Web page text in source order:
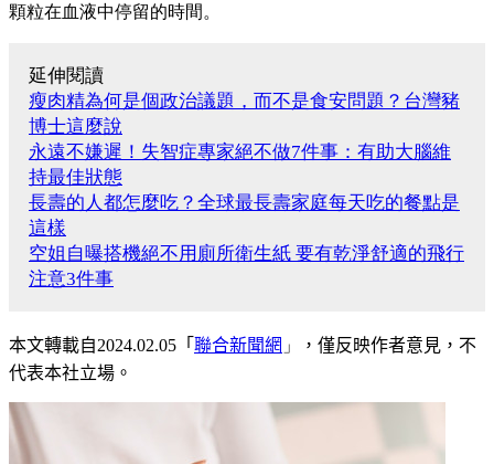
顆粒在血液中停留的時間。
延伸閱讀
瘦肉精為何是個政治議題，而不是食安問題？台灣豬
博士這麼說
永遠不嫌遲！失智症專家絕不做7件事：有助大腦維
持最佳狀態
長壽的人都怎麼吃？全球最長壽家庭每天吃的餐點是
這樣
空姐自曝搭機絕不用廁所衛生紙 要有乾淨舒適的飛行
注意3件事
本文轉載自2024.02.05 「 聯合新聞網 」
，僅反映作者意見，不
代表本社立場。